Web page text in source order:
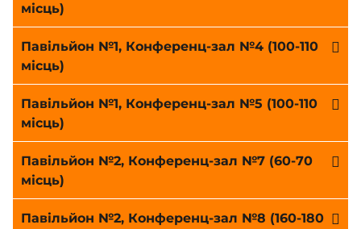
місць)
Павільйон №1, Конференц-зал №4 (100-110
місць)
Павільйон №1, Конференц-зал №5 (100-110
місць)
Павільйон №2, Конференц-зал №7 (60-70
місць)
Павільйон №2, Конференц-зал №8 (160-180